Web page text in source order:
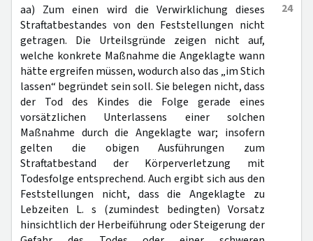
24
aa) Zum einen wird die Verwirklichung dieses
Straftatbestandes von den Feststellungen nicht
getragen. Die Urteilsgründe zeigen nicht auf,
welche konkrete Maßnahme die Angeklagte wann
hätte ergreifen müssen, wodurch also das „im Stich
lassen“ begründet sein soll. Sie belegen nicht, dass
der Tod des Kindes die Folge gerade eines
vorsätzlichen Unterlassens einer solchen
Maßnahme durch die Angeklagte war; insofern
gelten die obigen Ausführungen zum
Straftatbestand der Körperverletzung mit
Todesfolge entsprechend. Auch ergibt sich aus den
Feststellungen nicht, dass die Angeklagte zu
Lebzeiten L. s (zumindest bedingten) Vorsatz
hinsichtlich der Herbeiführung oder Steigerung der